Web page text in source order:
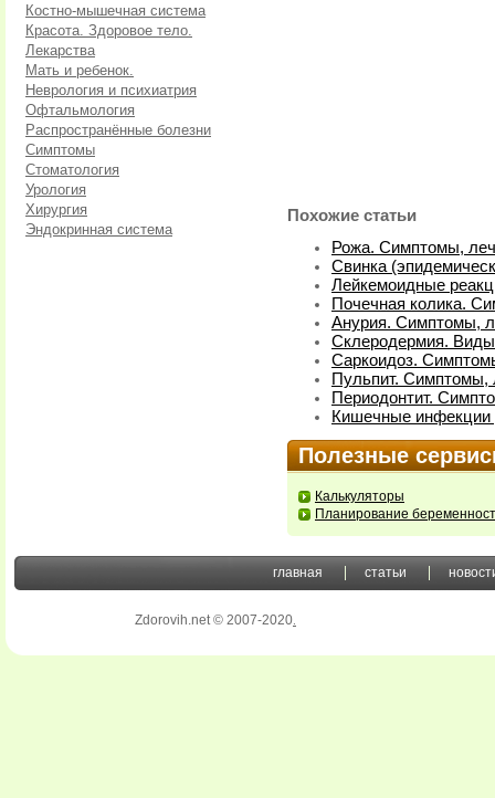
Костно-мышечная система
Красота. Здоровое тело.
Лекарства
Мать и ребенок.
Неврология и психиатрия
Офтальмология
Распространённые болезни
Симптомы
Стоматология
Урология
Хирургия
Эндокринная система
Похожие статьи
Рожа. Симптомы,
Свинка
Лейкемоидные
Почечная колика.
Анурия. Симптомы,
Склеродермия.
Саркоидоз.
Пульпит. Симптомы,
Периодонтит.
Кишечные инфекции
Полезные
Калькуляторы
Планирование
главная статьи
Zdorovih.net © 2007-2020